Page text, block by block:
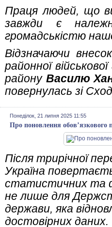
Праця людей, що
завжди є
громадськістю
Відзначаючи
районної
району Василю
повернулась зі
Понеділок, 21 липня 2025 11:55
Про поновлення обов’язкового
Після трирічної
Україна
статистичних та
не лише для
держави, яка
достовірних даних.